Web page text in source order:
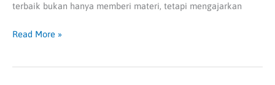
terbaik bukan hanya memberi materi, tetapi mengajarkan
Read More »